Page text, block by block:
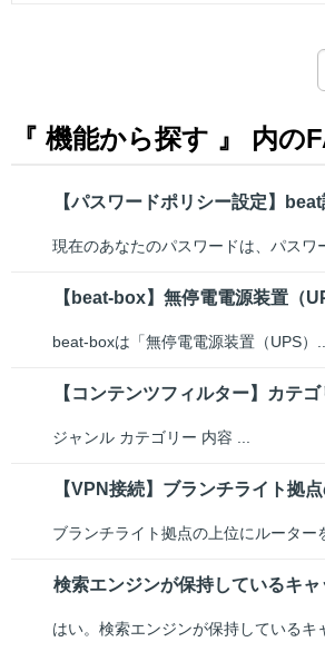
『 機能から探す 』 内の
現在のあなたのパスワードは、パスワ
beat-boxは「無停電電源装置（UPS）
ジャンル カテゴリー 内容 ...
ブランチライト拠点の上位にルーター
はい。検索エンジンが保持しているキ